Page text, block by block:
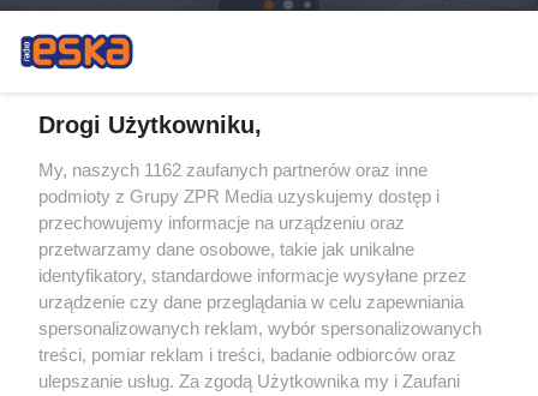
Drogi Użytkowniku,
My, naszych 1162 zaufanych partnerów oraz inne
podmioty z Grupy ZPR Media uzyskujemy dostęp i
przechowujemy informacje na urządzeniu oraz
przetwarzamy dane osobowe, takie jak unikalne
identyfikatory, standardowe informacje wysyłane przez
urządzenie czy dane przeglądania w celu zapewniania
spersonalizowanych reklam, wybór spersonalizowanych
treści, pomiar reklam i treści, badanie odbiorców oraz
ulepszanie usług. Za zgodą Użytkownika my i Zaufani